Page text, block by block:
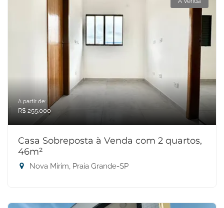
A partir de:
R$ 255.000
Casa Sobreposta à Venda com 2 quartos,
46m²
Nova Mirim, Praia Grande-SP